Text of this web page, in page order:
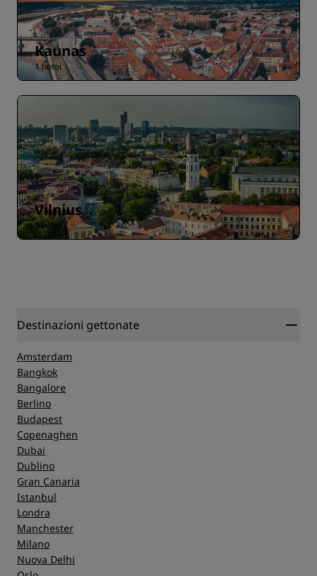
Kaunas
1 hotel
Vilnius
3 hotel
Destinazioni gettonate
Amsterdam
Bangkok
Bangalore
Berlino
Budapest
Copenaghen
Dubai
Dublino
Gran Canaria
Istanbul
Londra
Manchester
Milano
Nuova Delhi